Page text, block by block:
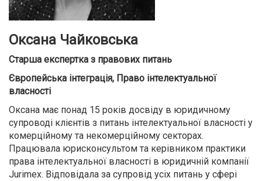
Оксана Чайковська
Старша експертка з правових питань
Європейська інтеграція, Право інтелектуальної
власності
Оксана має понад 15 років досвіду в юридичному
супроводі клієнтів з питань інтелектуальної власності у
комерційному та некомерційному секторах.
Працювала юрисконсультом та керівником практики
права інтелектуальної власності в юридичній компанії
Jurimex. Відповідала за супровід усіх питань у сфері